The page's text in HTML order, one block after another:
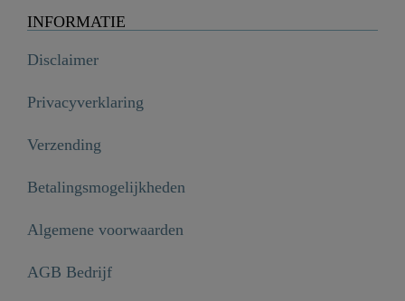
INFORMATIE
Disclaimer
Privacyverklaring
Verzending
Betalingsmogelijkheden
Algemene voorwaarden
AGB Bedrijf